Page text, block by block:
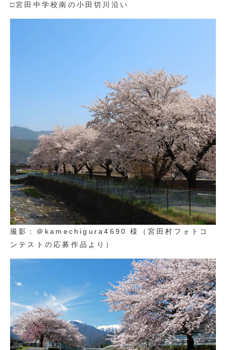
□宮田中学校南の小田切川沿い
撮影：＠kamechigura4690 様（宮田村フォトコ
ンテストの応募作品より）